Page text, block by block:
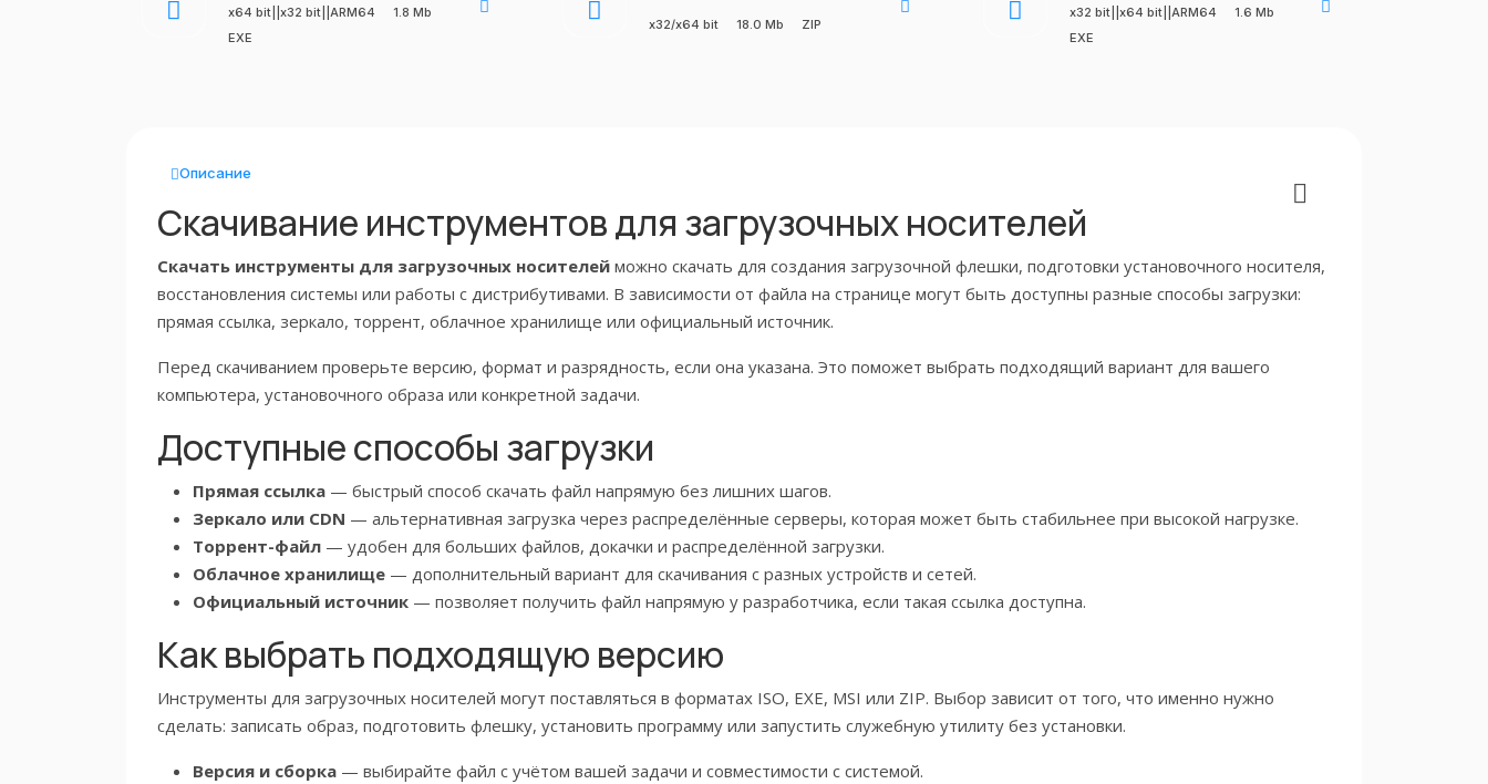
x64 bit||x32 bit||ARM64
1.8 Mb
EXE
x32/x64 bit 18.0 Mb ZIP
x32 bit||x64 bit||ARM64
1.6 Mb
EXE
Описание
Скачивание инструментов для загрузочных носителей
Скачать инструменты для загрузочных носителей можно скачать для создания загрузочной флешки, подготовки установочного носителя,
восстановления системы или работы с дистрибутивами. В зависимости от файла на странице могут быть доступны разные способы загрузки:
прямая ссылка, зеркало, торрент, облачное хранилище или официальный источник.
Перед скачиванием проверьте версию, формат и разрядность, если она указана. Это поможет выбрать подходящий вариант для вашего
компьютера, установочного образа или конкретной задачи.
Доступные способы загрузки
Прямая ссылка — быстрый способ скачать файл напрямую без лишних шагов.
Зеркало или CDN — альтернативная загрузка через распределённые серверы, которая может быть стабильнее при высокой нагрузке.
Торрент-файл — удобен для больших файлов, докачки и распределённой загрузки.
Облачное хранилище — дополнительный вариант для скачивания с разных устройств и сетей.
Официальный источник — позволяет получить файл напрямую у разработчика, если такая ссылка доступна.
Как выбрать подходящую версию
Инструменты для загрузочных носителей могут поставляться в форматах ISO, EXE, MSI или ZIP. Выбор зависит от того, что именно нужно
сделать: записать образ, подготовить флешку, установить программу или запустить служебную утилиту без установки.
Версия и сборка — выбирайте файл с учётом вашей задачи и совместимости с системой.